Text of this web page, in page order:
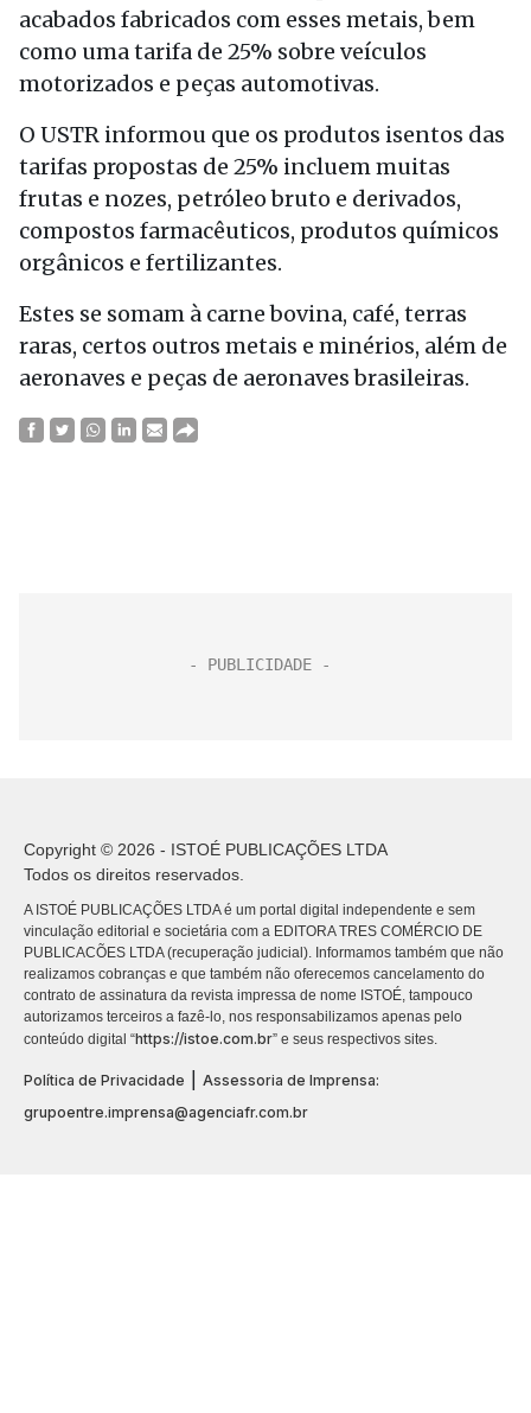
acabados fabricados com esses metais, bem
como uma tarifa de 25% sobre veículos
motorizados e peças automotivas.
O USTR informou que os produtos isentos das
tarifas propostas de 25% incluem muitas
frutas e nozes, petróleo bruto e derivados,
compostos farmacêuticos, produtos químicos
orgânicos e fertilizantes.
Estes se somam à carne bovina, café, terras
raras, certos outros metais e minérios, além de
aeronaves e peças de aeronaves brasileiras.
Copyright © 2026 - ISTOÉ PUBLICAÇÕES LTDA
Todos os direitos reservados.
A ISTOÉ PUBLICAÇÕES LTDA é um portal digital independente e sem
vinculação editorial e societária com a EDITORA TRES COMÉRCIO DE
PUBLICACÕES LTDA (recuperação judicial). Informamos também que não
realizamos cobranças e que também não oferecemos cancelamento do
contrato de assinatura da revista impressa de nome ISTOÉ, tampouco
autorizamos terceiros a fazê-lo, nos responsabilizamos apenas pelo
conteúdo digital “https://istoe.com.br” e seus respectivos sites.
Política de Privacidade
Assessoria de Imprensa:
grupoentre.imprensa@agenciafr.com.br